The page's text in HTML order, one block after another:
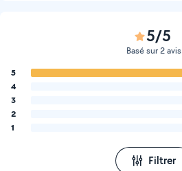
5/5
Basé sur 2 avis
5
4
3
2
1
Filtrer